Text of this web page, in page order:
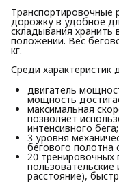
Транспортировочные
дорожку в удобное
складывания хранить
положении. Вес
кг.
Среди
двигатель
мощность
максимальная
позволяет
интенсивного бега;
3 уровня
бегового полотна
20 тренировочных
пользовательские
расстояние),